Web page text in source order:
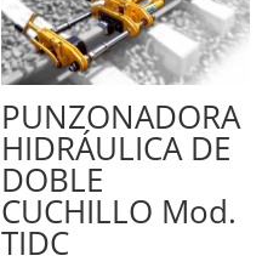
PUNZONADORA
HIDRÁULICA DE
DOBLE
CUCHILLO Mod.
TIDC